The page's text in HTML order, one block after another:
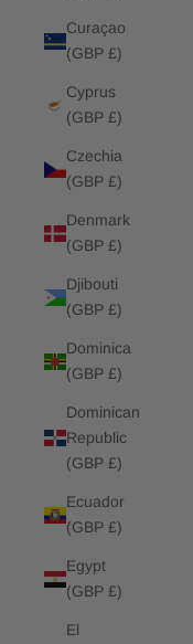
Curaçao
(GBP £)
Cyprus
(GBP £)
Czechia
(GBP £)
Denmark
(GBP £)
Djibouti
(GBP £)
Dominica
(GBP £)
Dominican
Republic
(GBP £)
Ecuador
(GBP £)
Egypt
(GBP £)
El